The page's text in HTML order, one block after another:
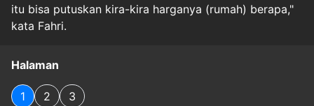
itu bisa putuskan kira-kira harganya (rumah) berapa,"
kata Fahri.
Halaman
1 2 3